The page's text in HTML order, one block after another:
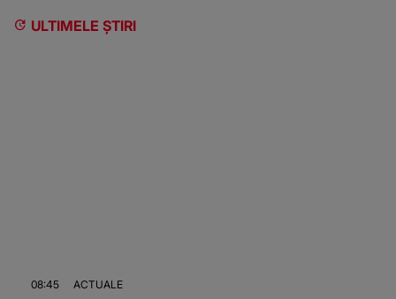
ULTIMELE ȘTIRI
08:45 ACTUALE